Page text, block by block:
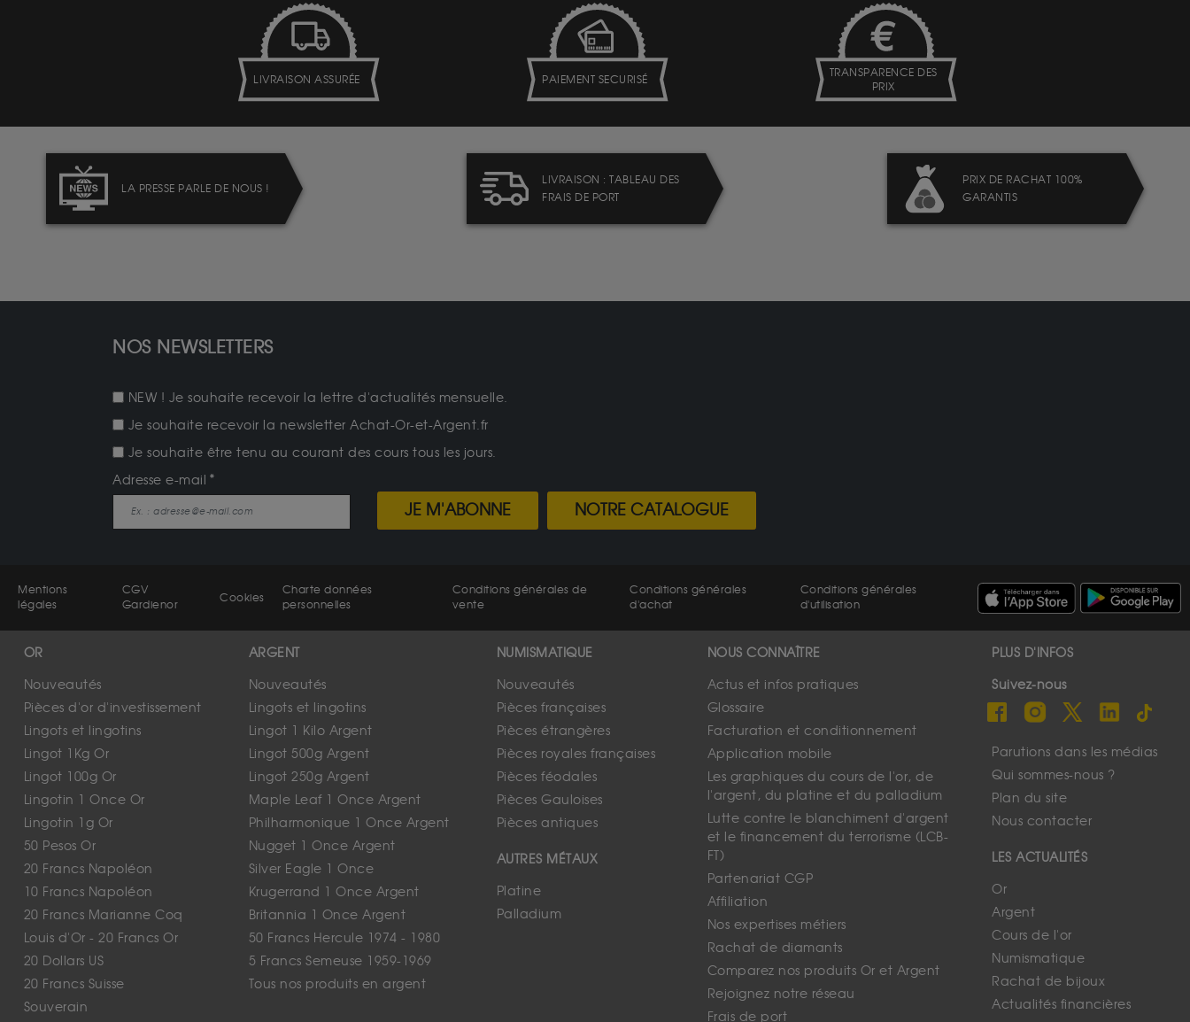
LIVRAISON ASSURÉE PAIEMENT SECURISÉ
TRANSPARENCE DES
PRIX
LA PRESSE PARLE DE NOUS !
LIVRAISON : TABLEAU DES
FRAIS DE PORT
PRIX DE RACHAT 100%
GARANTIS
NOS NEWSLETTERS
NEW ! Je souhaite recevoir la lettre d'actualités mensuelle.
Je souhaite recevoir la newsletter Achat-Or-et-Argent.fr
Je souhaite être tenu au courant des cours tous les jours.
Adresse e-mail
JE M'ABONNE NOTRE CATALOGUE
Mentions
légales
CGV
Gardienor
Cookies
Charte données
personnelles
Conditions générales de
vente
Conditions générales
d'achat
Conditions générales
d'utilisation
OR
Nouveautés
Pièces d'or d'investissement
Lingots et lingotins
Lingot 1Kg Or
Lingot 100g Or
Lingotin 1 Once Or
Lingotin 1g Or
50 Pesos Or
20 Francs Napoléon
10 Francs Napoléon
20 Francs Marianne Coq
Louis d'Or - 20 Francs Or
20 Dollars US
20 Francs Suisse
Souverain
ARGENT
Nouveautés
Lingots et lingotins
Lingot 1 Kilo Argent
Lingot 500g Argent
Lingot 250g Argent
Maple Leaf 1 Once Argent
Philharmonique 1 Once Argent
Nugget 1 Once Argent
Silver Eagle 1 Once
Krugerrand 1 Once Argent
Britannia 1 Once Argent
50 Francs Hercule 1974 - 1980
5 Francs Semeuse 1959-1969
Tous nos produits en argent
NUMISMATIQUE
Nouveautés
Pièces françaises
Pièces étrangères
Pièces royales françaises
Pièces féodales
Pièces Gauloises
Pièces antiques
AUTRES MÉTAUX
Platine
Palladium
NOUS CONNAÎTRE
Actus et infos pratiques
Glossaire
Facturation et conditionnement
Application mobile
Les graphiques du cours de l'or, de
l'argent, du platine et du palladium
Lutte contre le blanchiment d'argent
et le financement du terrorisme (LCB-
FT)
Partenariat CGP
Affiliation
Nos expertises métiers
Rachat de diamants
Comparez nos produits Or et Argent
Rejoignez notre réseau
Frais de port
PLUS D'INFOS
Suivez-nous
Parutions dans les médias
Qui sommes-nous ?
Plan du site
Nous contacter
LES ACTUALITÉS
Or
Argent
Cours de l'or
Numismatique
Rachat de bijoux
Actualités financières